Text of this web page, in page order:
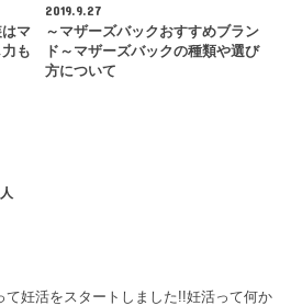
マ
も
2019.9.27
～マザーズバックおすすめブラン
ド～マザーズバックの種類や選び
方について
て妊活をスタートしました!!妊活って何か